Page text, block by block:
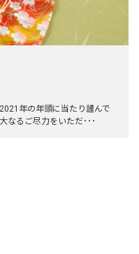
年の年頭に当たり謹んで
なるご尽力をいただ･･･